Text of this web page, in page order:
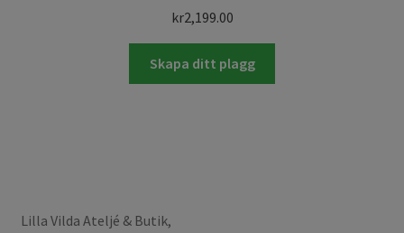
kr2,199.00
Skapa ditt plagg
Lilla Vilda Ateljé & Butik,